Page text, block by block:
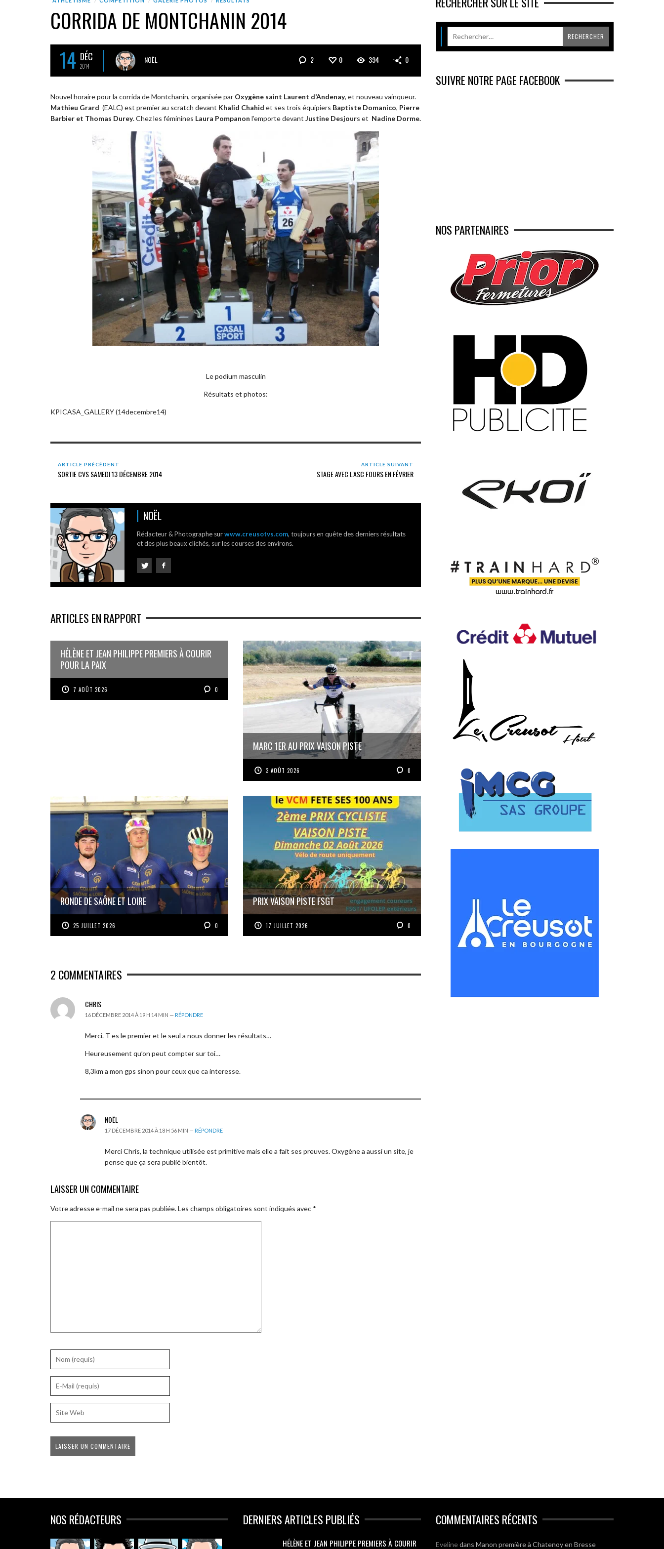
CORRIDA DE MONTCHANIN 2014
14 DÉC
2014
NOËL 2 0 394 0
Nouvel horaire pour la corrida de Montchanin, organisée par Oxygène saint Laurent d’Andenay, et nouveau vainqueur.
Mathieu Grard (EALC) est premier au scratch devant Khalid Chahid et ses trois équipiers Baptiste Domanico, Pierre
Barbier et Thomas Durey. Chez les féminines Laura Pompanon l’emporte devant Justine Desjours et Nadine Dorme.
Le podium masculin
Résultats et photos:
KPICASA_GALLERY (14decembre14)
ARTICLE PRÉCÉDENT
SORTIE CVS SAMEDI 13 DÉCEMBRE 2014
ARTICLE SUIVANT
STAGE AVEC L'ASC FOURS EN FÉVRIER
NOËL
Rédacteur & Photographe surwww.creusotvs.com, toujours en quête des derniers résultats
et des plus beaux clichés, sur les courses des environs.
ARTICLES EN RAPPORT
HÉLÈNE ET JEAN PHILIPPE PREMIERS À COURIR
POUR LA PAIX
7 AOÛT 2026 0
MARC 1ER AU PRIX VAISON PISTE
3 AOÛT 2026 0
RONDE DE SAÔNE ET LOIRE
25 JUILLET 2026 0
PRIX VAISON PISTE FSGT
17 JUILLET 2026 0
2 COMMENTAIRES
CHRIS
16 DÉCEMBRE 2014 À 19 H 14 MIN — RÉPONDRE
Merci. T es le premier et le seul a nous donner les résultats…
Heureusement qu’on peut compter sur toi…
8,3km a mon gps sinon pour ceux que ca interesse.
NOËL
17 DÉCEMBRE 2014 À 18 H 56 MIN — RÉPONDRE
Merci Chris, la technique utilisée est primitive mais elle a fait ses preuves. Oxygène a aussi un site, je
pense que ça sera publié bientôt.
LAISSER UN COMMENTAIRE
Votre adresse e-mail ne sera pas publiée.Les champs obligatoires sont indiqués avec *
SUIVRE NOTRE PAGE FACEBOOK
NOS PARTENAIRES
NOS RÉDACTEURS DERNIERS ARTICLES PUBLIÉS
HÉLÈNE ET JEAN PHILIPPE PREMIERS À COURIR
COMMENTAIRES RÉCENTS
Evelinedans Manon première à Chatenoy en Bresse